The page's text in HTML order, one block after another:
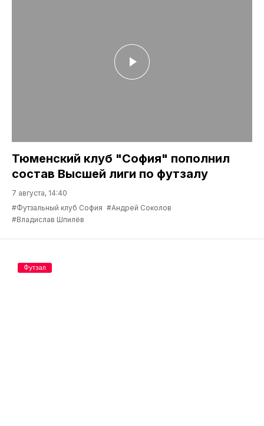
Тюменский клуб "София" пополнил
состав Высшей лиги по футзалу
7 августа, 14:40
#Футзальный клуб София #Андрей Соколов
#Владислав Шпилёв
Футзал